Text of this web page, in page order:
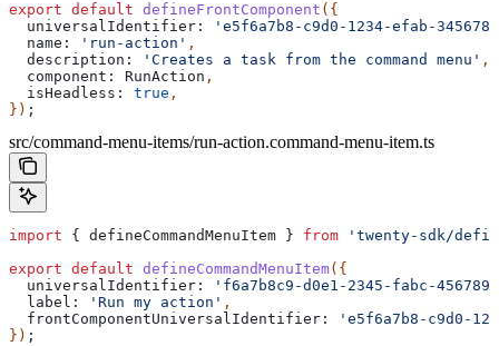
export default defineFrontComponent ({
  universalIdentifier:
'e5f6a7b8-c9d0-1234-efab-
  name:
'run-action' ,
  description:
'Creates a task from the command menu' ,
  component:
RunAction ,
  isHeadless:
true ,
}) ;
src/command-menu-items/run-action.command-menu-item.ts
import { defineCommandMenuItem } from 'twenty-sdk/
export default defineCommandMenuItem({
  universalIdentifier:
'f6a7b8c9-d0e1-2345-fabc-
  label:
'Run my action' ,
  frontComponentUniversalIdentifier:
'e5f6a7b8-c9d0-
}) ;